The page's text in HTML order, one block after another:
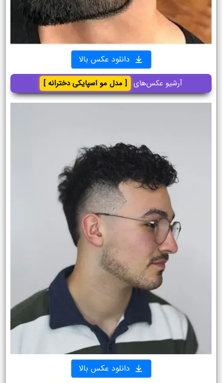
دانلود عکس بالا
آرشیو عکس‌های [ مدل مو اسپایکی دخترانه ]
دانلود عکس بالا